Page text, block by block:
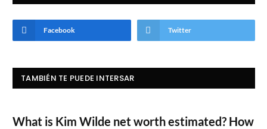
Facebook Twitter
TAMBIÉN TE PUEDE INTERSAR
What is Kim Wilde net worth estimated? How